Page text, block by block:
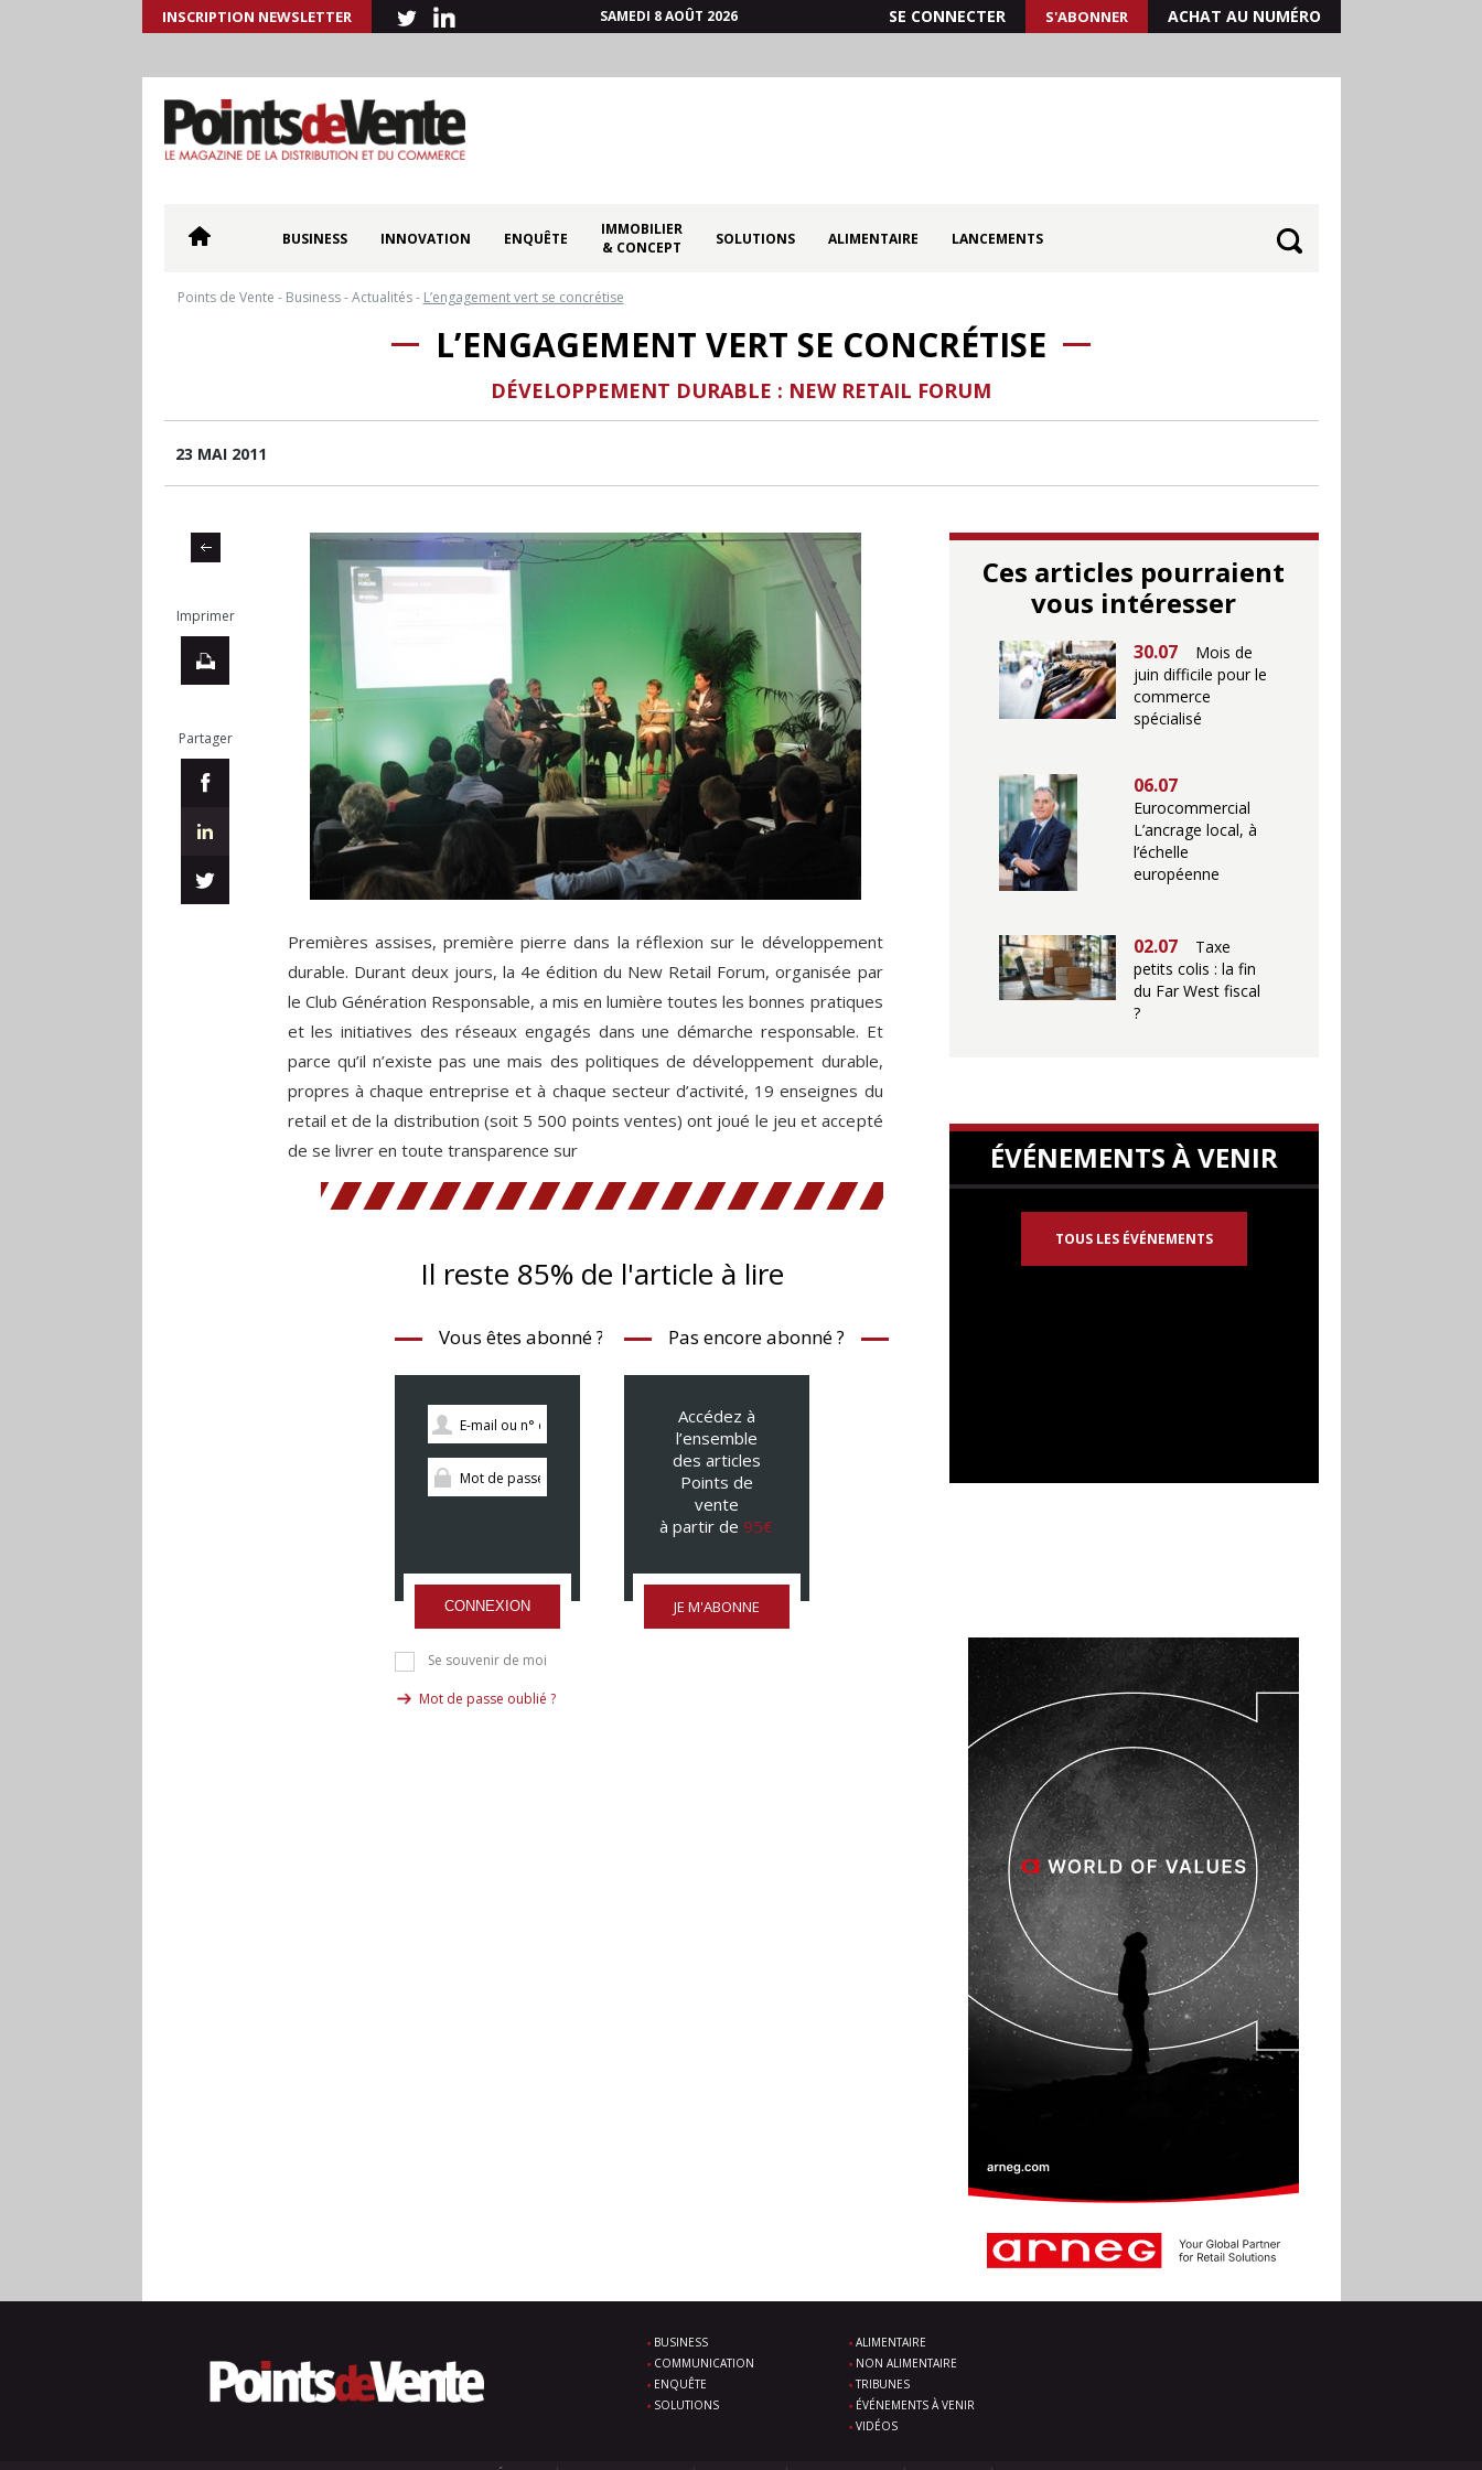
INSCRIPTION NEWSLETTER SAMEDI 8 AOÛT 2026 SE CONNECTER S'ABONNER ACHAT AU NUMÉRO
BUSINESS INNOVATION ENQUÊTE
IMMOBILIER
& CONCEPT
SOLUTIONS ALIMENTAIRE LANCEMENTS
Points de Vente - Business-Actualités- L’engagement vert se concrétise
L’ENGAGEMENT VERT SE CONCRÉTISE
DÉVELOPPEMENT DURABLE : NEW RETAIL FORUM
23 MAI 2011
Imprimer
Partager
Premières assises, première pierre dans la réflexion sur le développement
durable. Durant deux jours, la 4e édition du New Retail Forum, organisée par
le Club Génération Responsable, a mis en lumière toutes les bonnes pratiques
et les initiatives des réseaux engagés dans une démarche responsable. Et
parce qu’il n’existe pas une mais des politiques de développement durable,
propres à chaque entreprise et à chaque secteur d’activité, 19 enseignes du
retail et de la distribution (soit 5 500 points ventes) ont joué le jeu et accepté
de se livrer en toute transparence sur
Il reste 85% de l'article à lire
Vous êtes abonné ?
CONNEXION
Se souvenir de moi
Mot de passe oublié ?
Pas encore abonné ?
Accédez à
l’ensemble
des articles
Points de
vente
à partir de 95€
JE M'ABONNE
Ces articles pourraient
vous intéresser
30.07
Mois de
juin difficile pour le
commerce
spécialisé
06.07
Eurocommercial
L’ancrage local, à
l’échelle
européenne
02.07
Taxe
petits colis : la fin
du Far West fiscal
?
ÉVÉNEMENTS À VENIR
TOUS LES ÉVÉNEMENTS
BUSINESS
COMMUNICATION
ENQUÊTE
SOLUTIONS
ALIMENTAIRE
NON ALIMENTAIRE
TRIBUNES
ÉVÉNEMENTS À VENIR
VIDÉOS